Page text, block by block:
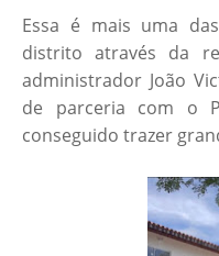
Essa é mais uma
distrito através da
administrador João
de parceria com o
conseguido trazer